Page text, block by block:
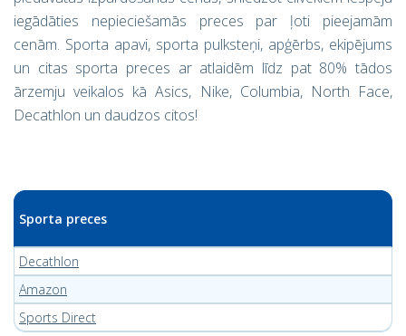
iegādāties nepieciešamās preces par ļoti pieejamām
cenām. Sporta apavi, sporta pulksteņi, apģērbs, ekipējums
un citas sporta preces ar atlaidēm līdz pat 80% tādos
ārzemju veikalos kā Asics, Nike, Columbia, North Face,
Decathlon un daudzos citos!
Sporta preces
Decathlon
Amazon
Sports Direct